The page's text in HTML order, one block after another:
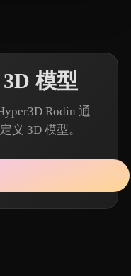
模型
Rodin 通
义 3D 模型。